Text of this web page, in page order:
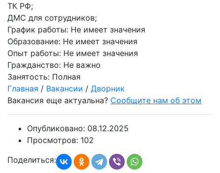
ТК РФ;
ДМС для сотрудников;
График работы: Не имеет значения
Образование: Не имеет значения
Опыт работы: Не имеет значения
Гражданство: Не важно
Занятость: Полная
Главная / Вакансии / Дворник
Вакансия еще актуальна? Сообщите нам об этом
Опубликовано: 08.12.2025
Просмотров: 102
Поделиться: